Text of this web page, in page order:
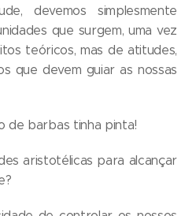
devemos simplesmente
que surgem, uma vez
teóricos, mas de atitudes,
que devem guiar as nossas
de barbas tinha pinta!
aristotélicas para alcançar